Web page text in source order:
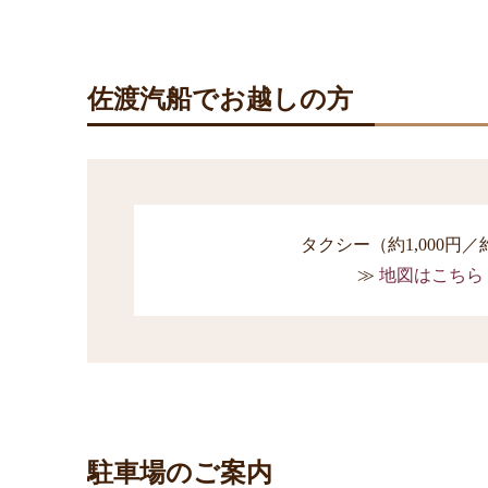
佐渡汽船でお越しの方
タクシー（約1,000円／
地図はこちら
駐車場のご案内